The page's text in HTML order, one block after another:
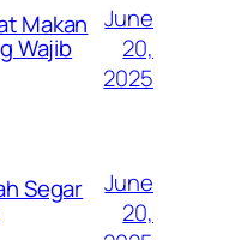
Makan
Wajib
June
20,
2025
Segar
June
20,